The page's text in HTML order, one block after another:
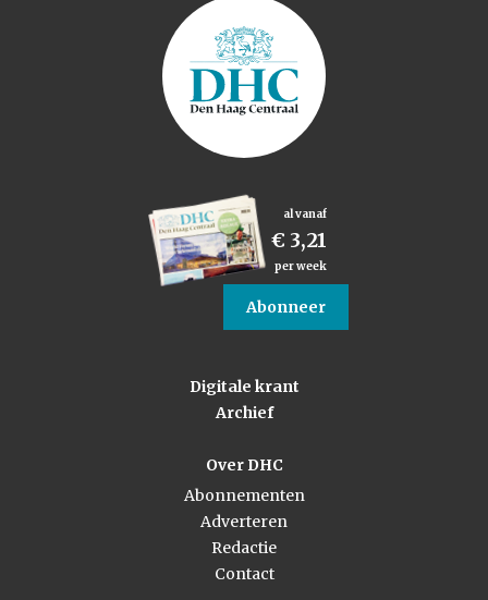
al vanaf
€ 3,21
per week
Abonneer
Digitale krant
Archief
Over DHC
Abonnementen
Adverteren
Redactie
Contact